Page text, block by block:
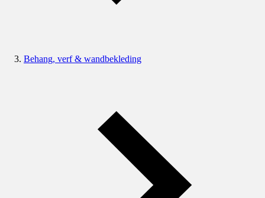
Behang, verf & wandbekleding